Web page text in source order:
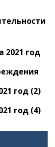
2021 год
год (2)
год (4)